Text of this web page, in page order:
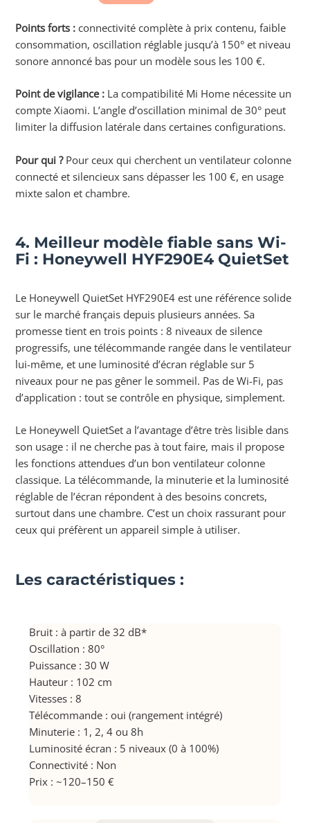
Points forts : connectivité complète à prix contenu, faible
consommation, oscillation réglable jusqu’à 150° et niveau
sonore annoncé bas pour un modèle sous les 100 €.
Point de vigilance : La compatibilité Mi Home nécessite un
compte Xiaomi. L’angle d’oscillation minimal de 30° peut
limiter la diffusion latérale dans certaines configurations.
Pour qui ?Pour ceux qui cherchent un ventilateur colonne
connecté et silencieux sans dépasser les 100 €, en usage
mixte salon et chambre.
4. Meilleur modèle fiable sans Wi-
Fi : Honeywell HYF290E4 QuietSet
Le Honeywell QuietSet HYF290E4 est une référence solide
sur le marché français depuis plusieurs années. Sa
promesse tient en trois points : 8 niveaux de silence
progressifs, une télécommande rangée dans le ventilateur
lui-même, et une luminosité d’écran réglable sur 5
niveaux pour ne pas gêner le sommeil. Pas de Wi-Fi, pas
d’application : tout se contrôle en physique, simplement.
Le Honeywell QuietSet a l’avantage d’être très lisible dans
son usage : il ne cherche pas à tout faire, mais il propose
les fonctions attendues d’un bon ventilateur colonne
classique. La télécommande, la minuterie et la luminosité
réglable de l’écran répondent à des besoins concrets,
surtout dans une chambre. C’est un choix rassurant pour
ceux qui préfèrent un appareil simple à utiliser.
Les caractéristiques :
Bruit : à partir de 32 dB*
Oscillation : 80°
Puissance : 30 W
Hauteur : 102 cm
Vitesses : 8
Télécommande : oui (rangement intégré)
Minuterie : 1, 2, 4 ou 8h
Luminosité écran : 5 niveaux (0 à 100%)
Connectivité : Non
Prix : ~120–150 €